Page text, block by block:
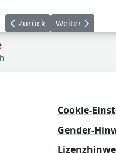
Vorheriger Beitrag:
Zurück Nächster
Weiter
Cookie-
Gender-